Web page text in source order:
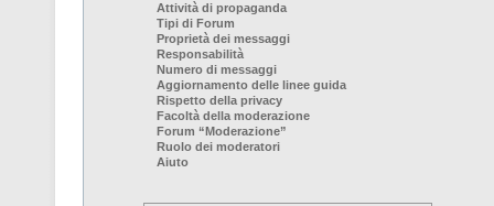
Attività di propaganda
Tipi di Forum
Proprietà dei messaggi
Responsabilità
Numero di messaggi
Aggiornamento delle linee guida
Rispetto della privacy
Facoltà della moderazione
Forum “Moderazione”
Ruolo dei moderatori
Aiuto